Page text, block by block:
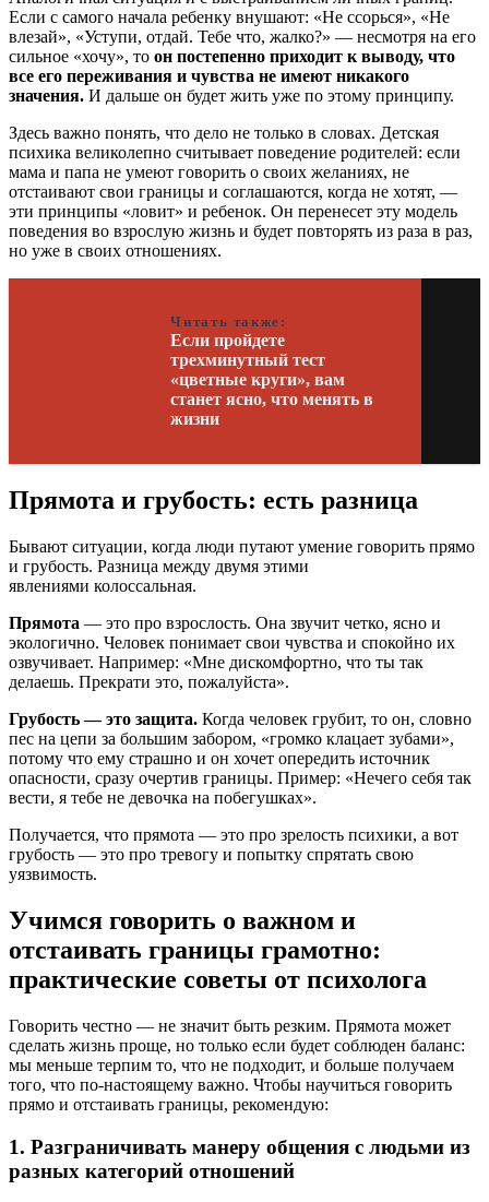
Если с самого начала ребенку внушают: «Не ссорься», «Не
влезай», «Уступи, отдай. Тебе что, жалко?» — несмотря на его
сильное «хочу», то он постепенно приходит к выводу, что
все его переживания и чувства не имеют никакого
значения. И дальше он будет жить уже по этому принципу.
Здесь важно понять, что дело не только в словах. Детская
психика великолепно считывает поведение родителей: если
мама и папа не умеют говорить о своих желаниях, не
отстаивают свои границы и соглашаются, когда не хотят, —
эти принципы «ловит» и ребенок. Он перенесет эту модель
поведения во взрослую жизнь и будет повторять из раза в раз,
но уже в своих отношениях.
Читать также:
Если пройдете
трехминутный тест
«цветные круги», вам
станет ясно, что менять в
жизни
Прямота и грубость: есть разница
Бывают ситуации, когда люди путают умение говорить прямо
и грубость. Разница между двумя этими
явлениями колоссальная.
Прямота — это про взрослость. Она звучит четко, ясно и
экологично. Человек понимает свои чувства и спокойно их
озвучивает. Например: «Мне дискомфортно, что ты так
делаешь. Прекрати это, пожалуйста».
Грубость — это защита. Когда человек грубит, то он, словно
пес на цепи за большим забором, «громко клацает зубами»,
потому что ему страшно и он хочет опередить источник
опасности, сразу очертив границы. Пример: «Нечего себя так
вести, я тебе не девочка на побегушках».
Получается, что прямота — это про зрелость психики, а вот
грубость — это про тревогу и попытку спрятать свою
уязвимость.
Учимся говорить о важном и
отстаивать границы грамотно:
практические советы от психолога
Говорить честно — не значит быть резким. Прямота может
сделать жизнь проще, но только если будет соблюден баланс:
мы меньше терпим то, что не подходит, и больше получаем
того, что по-настоящему важно. Чтобы научиться говорить
прямо и отстаивать границы, рекомендую:
1. Разграничивать манеру общения с людьми из
разных категорий отношений